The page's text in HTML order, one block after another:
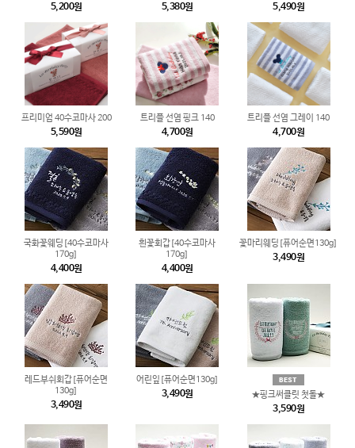
5,200원 5,380원 5,490원
프리미엄 40수코마사 200
5,590원
트리플 선염 핑크 140
4,700원
트리플 선염 그레이 140
4,700원
국화꽃웨딩[40수코마사
170g]
4,400원
흰꽃회갑[40수코마사
170g]
4,400원
꽃마리웨딩[퓨어순면130g]
3,490원
레드부쉬회갑[퓨어순면
130g]
3,490원
어린잎[퓨어순면130g]
3,490원 ★핑크써클릿 첫돌★
3,590원